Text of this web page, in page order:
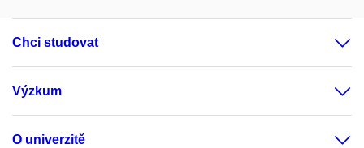
Chci studovat
Výzkum
O univerzitě